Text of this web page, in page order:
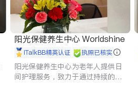
阳光保健养生中心 Worldshine
iTalkBB精英认证 执照已核实
阳光保健养生中心为老年人提供日
间护理服务，致力于通过持续的护